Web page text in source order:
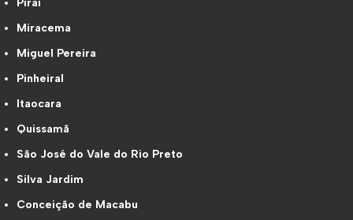
Miracema
Miguel Pereira
Pinheiral
Itaocara
Quissamã
São José do Vale do Rio Preto
Silva Jardim
Conceição de Macabu